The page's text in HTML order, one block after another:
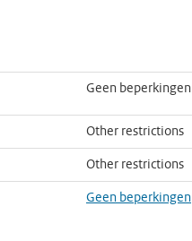
Geen beperkingen
Other restrictions
Other restrictions
Geen beperkingen